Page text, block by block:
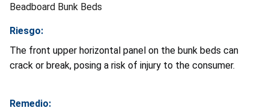
Beadboard Bunk Beds
Riesgo:
The front upper horizontal panel on the bunk beds can
crack or break, posing a risk of injury to the consumer.
Remedio: